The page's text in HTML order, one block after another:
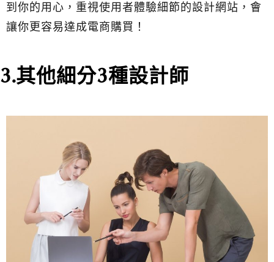
到你的用心，重視使用者體驗細節的設計網站，會
讓你更容易達成電商購買！
3.其他細分3種設計師